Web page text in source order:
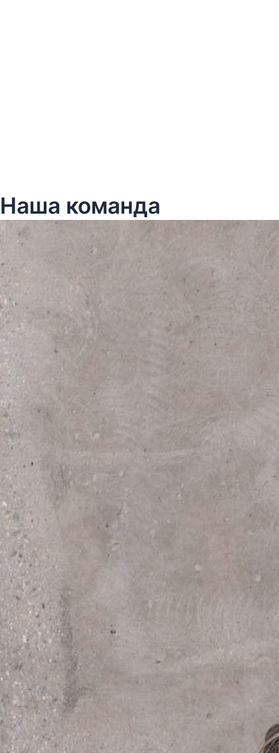
Наша команда